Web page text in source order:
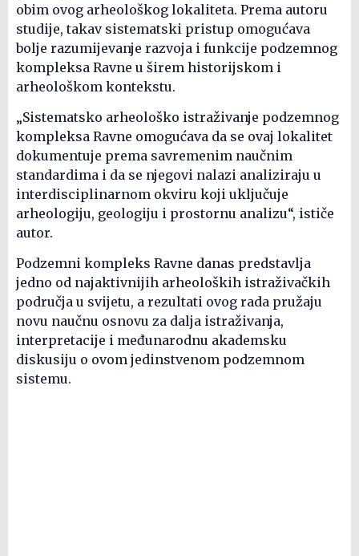
obim ovog arheološkog lokaliteta. Prema autoru
studije, takav sistematski pristup omogućava
bolje razumijevanje razvoja i funkcije podzemnog
kompleksa Ravne u širem historijskom i
arheološkom kontekstu.
„Sistematsko arheološko istraživanje podzemnog
kompleksa Ravne omogućava da se ovaj lokalitet
dokumentuje prema savremenim naučnim
standardima i da se njegovi nalazi analiziraju u
interdisciplinarnom okviru koji uključuje
arheologiju, geologiju i prostornu analizu“, ističe
autor.
Podzemni kompleks Ravne danas predstavlja
jedno od najaktivnijih arheoloških istraživačkih
područja u svijetu, a rezultati ovog rada pružaju
novu naučnu osnovu za dalja istraživanja,
interpretacije i međunarodnu akademsku
diskusiju o ovom jedinstvenom podzemnom
sistemu.